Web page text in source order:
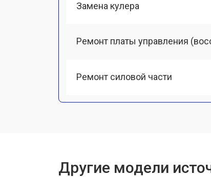
Замена кулера
Ремонт платы управления
Ремонт силовой части
Другие модели